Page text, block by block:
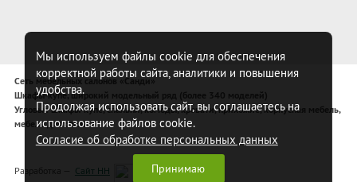
Сеть мебельных салонов «Санди»
Шкафы-купе, широкий модельный ряд (более 340 моделей)
Угловые шкафы-купе, спальни, комоды, кровати, прихожие, корпусная мебель,
мебель для спальни
Разработка — Сайт НН
Мы используем файлы cookie для обеспечения
корректной работы сайта, аналитики и повышения
удобства.
Продолжая использовать сайт, вы соглашаетесь на
использование файлов cookie.
Согласие об обработке персональных данных
Принимаю